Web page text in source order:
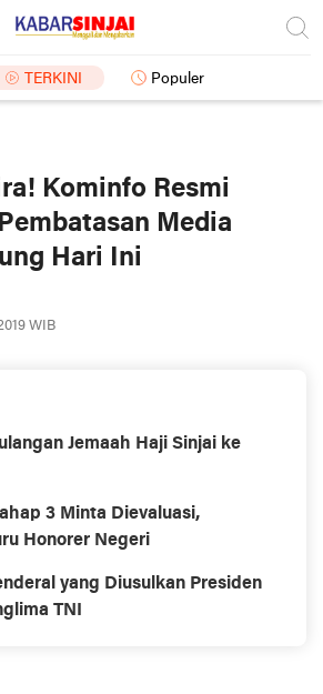
TERKINI Populer
Kominfo Resmi
Media
Hari Ini
WIB
Jemaah Haji Sinjai ke
3 Minta Dievaluasi,
Honorer Negeri
yang Diusulkan Presiden
TNI